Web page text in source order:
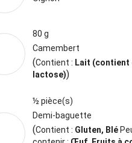
80 g
Camembert
(Contient : Lait (contient
lactose))
½ pièce(s)
Demi-baguette
(Contient : Gluten, Blé